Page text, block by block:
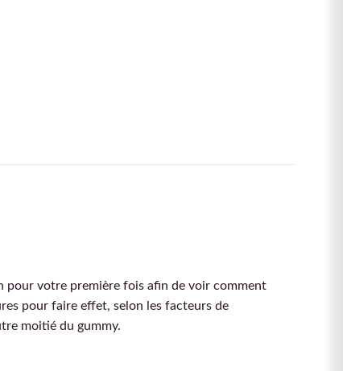
pour votre première fois afin de voir comment
pour faire effet, selon les facteurs de
moitié du gummy.